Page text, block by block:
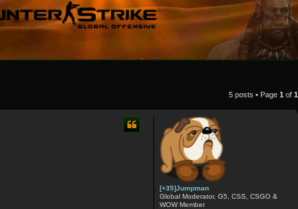
5 posts • Page 1 of 1
[+35]Jumpman
Global Moderator, G5, CSS, CSGO &
WOW Member